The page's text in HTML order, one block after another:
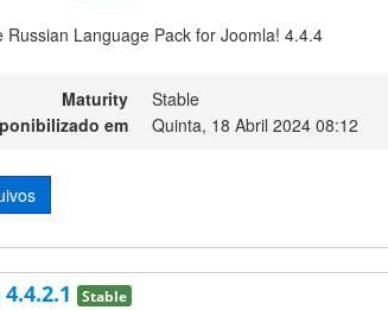
Russian Language Pack for Joomla! 4.4.4
Maturity
Stable
em
Quinta, 18 Abril 2024 08:12
Stable